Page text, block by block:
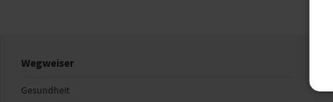
Wegweiser
Gesundheit